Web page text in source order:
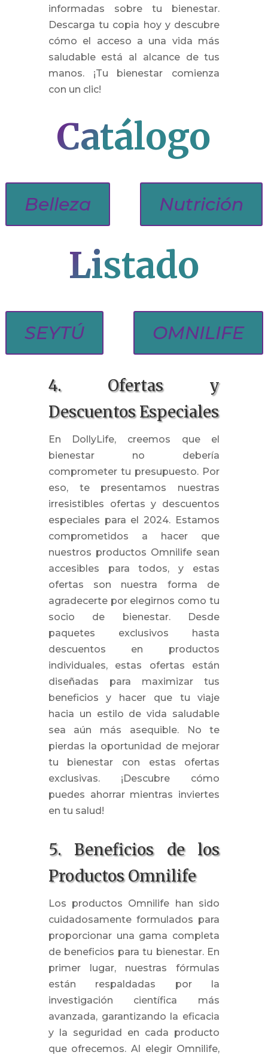
informadas sobre tu bienestar.
Descarga tu copia hoy y descubre
cómo el acceso a una vida más
saludable está al alcance de tus
manos. ¡Tu bienestar comienza
con un clic!
Catálogo
Belleza Nutrición
Listado
SEYTÚ OMNILIFE
4. Ofertas y
Descuentos Especiales
En DollyLife, creemos que el
bienestar no debería
comprometer tu presupuesto. Por
eso, te presentamos nuestras
irresistibles ofertas y descuentos
especiales para el 2024. Estamos
comprometidos a hacer que
nuestros productos Omnilife sean
accesibles para todos, y estas
ofertas son nuestra forma de
agradecerte por elegirnos como tu
socio de bienestar. Desde
paquetes exclusivos hasta
descuentos en productos
individuales, estas ofertas están
diseñadas para maximizar tus
beneficios y hacer que tu viaje
hacia un estilo de vida saludable
sea aún más asequible. No te
pierdas la oportunidad de mejorar
tu bienestar con estas ofertas
exclusivas. ¡Descubre cómo
puedes ahorrar mientras inviertes
en tu salud!
5. Beneficios de los
Productos Omnilife
Los productos Omnilife han sido
cuidadosamente formulados para
proporcionar una gama completa
de beneficios para tu bienestar. En
primer lugar, nuestras fórmulas
están respaldadas por la
investigación científica más
avanzada, garantizando la eficacia
y la seguridad en cada producto
que ofrecemos. Al elegir Omnilife,